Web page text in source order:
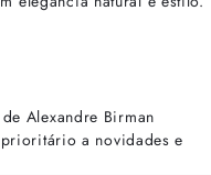
Alexandre Birman
a novidades e